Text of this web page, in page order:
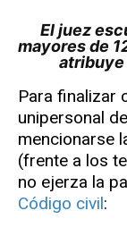
El juez escuchará a los hijos cuando sean
mayores de
atribuye
Para finalizar
unipersonal
mencionarse
(frente a los
no ejerza la
Código civil: